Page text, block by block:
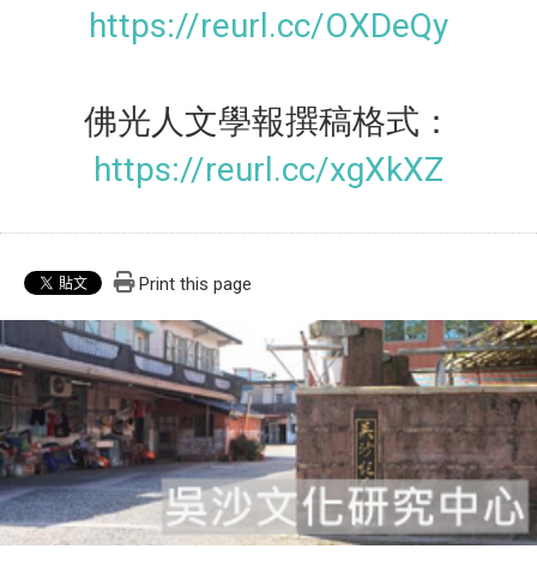
https://reurl.cc/OXDeQy
佛光人文學報撰稿格式：
https://reurl.cc/xgXkXZ
Print this page